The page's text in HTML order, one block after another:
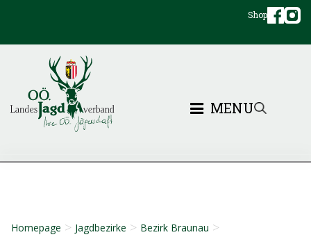
Shop
MENU
Homepage > Jagdbezirke > Bezirk Braunau >